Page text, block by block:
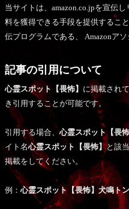
当サイトは、amazon.co.jpを宣伝
料を獲得できる手段を提供するこ
伝プログラムである、 Amazonア
記事の引用について
心霊スポット【畏怖】 に掲載され
き引用することが可能です。
引用する場合、心霊スポット【畏
イト名心霊スポット【畏怖】と該
掲載をしてください。
例：心霊スポット【畏怖】犬鳴ト